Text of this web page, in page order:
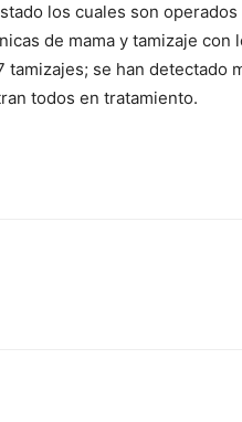
los cuales son
de mama y tamizaje
se han detectado
todos en tratamiento.